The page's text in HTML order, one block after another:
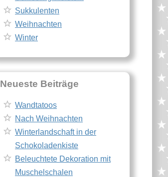
Sukkulenten
Weihnachten
Winter
Neueste Beiträge
Wandtatoos
Nach Weihnachten
Winterlandschaft in der
Schokoladenkiste
Beleuchtete Dekoration mit
Muschelschalen